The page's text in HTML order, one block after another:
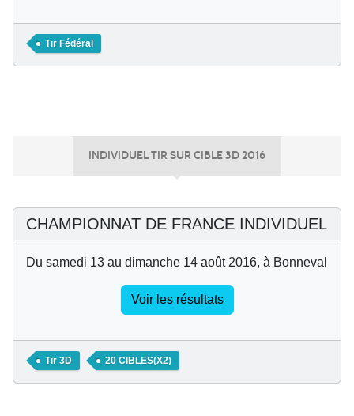
Tir Fédéral
INDIVIDUEL TIR SUR CIBLE 3D 2016
CHAMPIONNAT DE FRANCE INDIVIDUEL
Du samedi 13 au dimanche 14 août 2016, à Bonneval
Voir les résultats
Tir 3D 20 CIBLES(X2)